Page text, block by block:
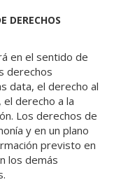
DERECHOS
en el sentido de
derechos
data, el derecho al
derecho a la
Los derechos de
y en un plano
previsto en
los demás